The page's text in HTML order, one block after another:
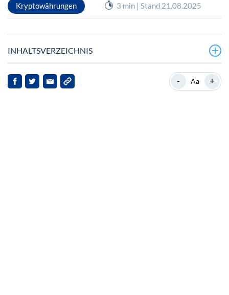
Kryptowährungen 3 min | Stand 21.08.2025
INHALTSVERZEICHNIS
Neueste Entwicklungen bei Arbitrum
- Aa +